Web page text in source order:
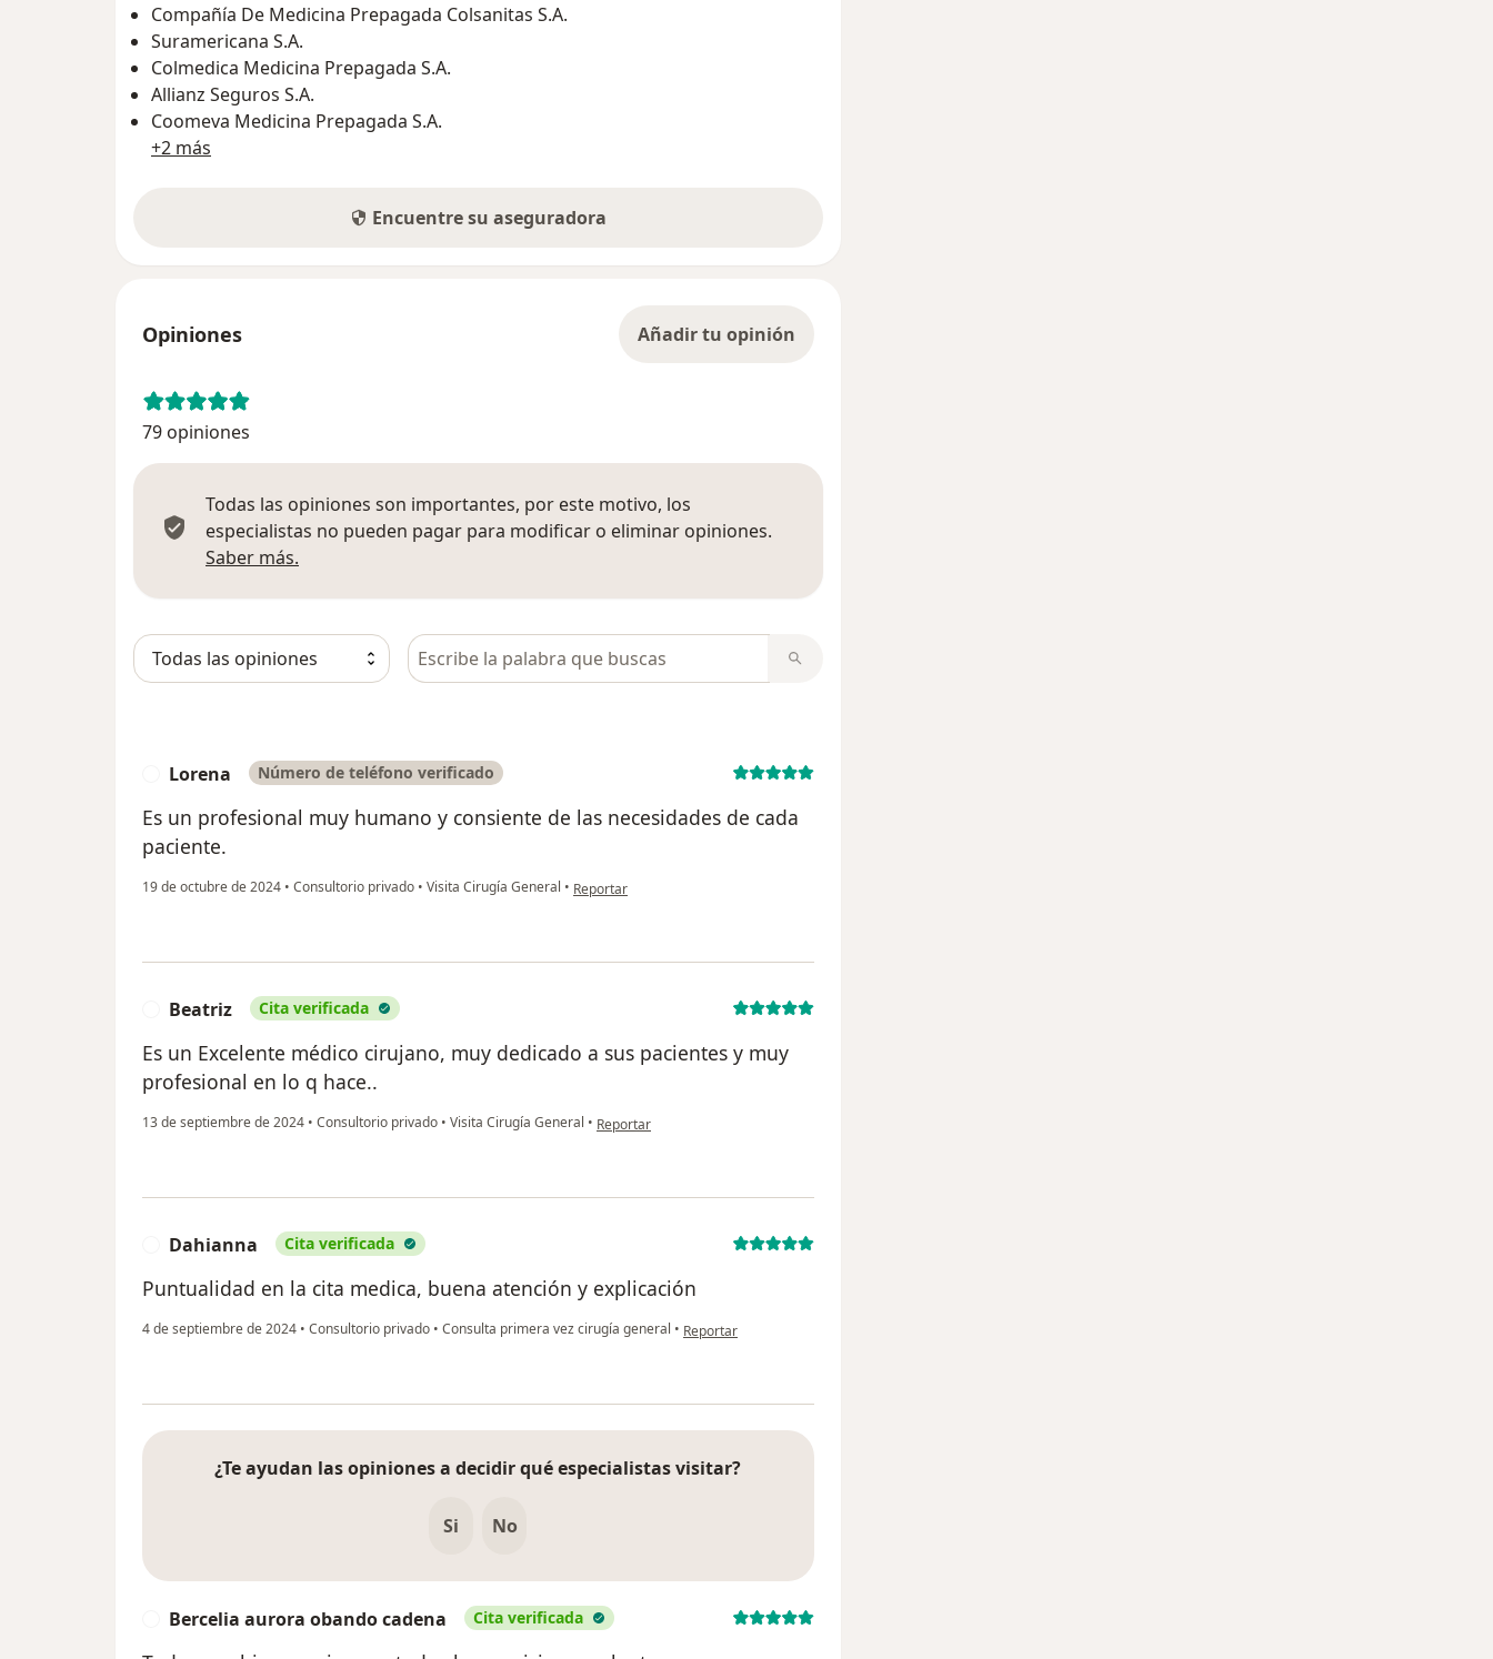
Compañía De Medicina Prepagada Colsanitas S.A.
Suramericana S.A.
Colmedica Medicina Prepagada S.A.
Allianz Seguros S.A.
Coomeva Medicina Prepagada S.A.
+2 más
Encuentre su aseguradora
Opiniones Añadir tu opinión
79 opiniones
Todas las opiniones son importantes, por este motivo, los
especialistas no pueden pagar para modificar o eliminar opiniones.
Saber más.
Busca en opiniones
Lorena Número de teléfono verificado
Es un profesional muy humano y consiente de las necesidades de cada
paciente.
19 de octubre de 2024 • Consultorio privado • Visita Cirugía General • en opinión del usuario Lorena
Reportar
Beatriz Cita verificada
Es un Excelente médico cirujano, muy dedicado a sus pacientes y muy
profesional en lo q hace..
13 de septiembre de 2024 • Consultorio privado • Visita Cirugía General • en opinión del usuario Beatriz
Reportar
Dahianna Cita verificada
Puntualidad en la cita medica, buena atención y explicación
4 de septiembre de 2024 • Consultorio privado • Consulta primera vez cirugía general • en opinión del usuario Dahianna
Reportar
¿Te ayudan las opiniones a decidir qué especialistas visitar?
Si No
Bercelia aurora obando cadena Cita verificada